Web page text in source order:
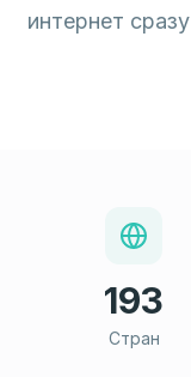
интернет
193
Стран